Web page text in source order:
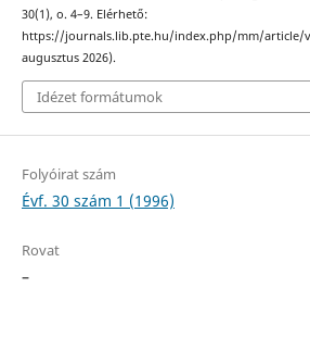
30(1), o. 4–9. Elérhető:
https://journals.lib.pte.hu/index.php/mm/article/
augusztus 2026).
Idézet formátumok
Folyóirat szám
Évf. 30 szám 1 (1996)
Rovat
–